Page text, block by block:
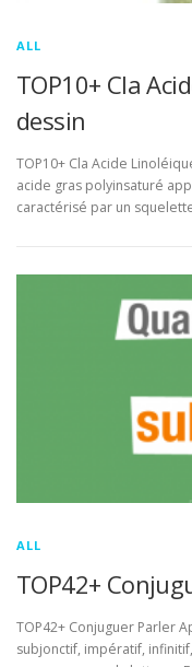
ALL
TOP10+ Cla
dessin
TOP10+ Cla Acide
acide gras polyinsaturé
caractérisé par un
ALL
TOP42+
TOP42+ Conjuguer Parler
subjonctif, impératif,